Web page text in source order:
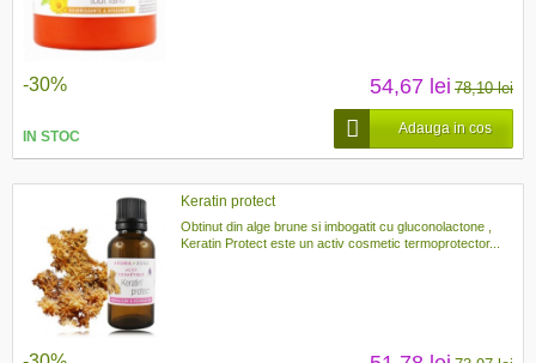
-30% 54,67 lei 78,10 lei
IN STOC
Adauga in cos
Keratin protect
Obtinut din alge brune si imbogatit cu gluconolactone ,
Keratin Protect este un activ cosmetic termoprotector...